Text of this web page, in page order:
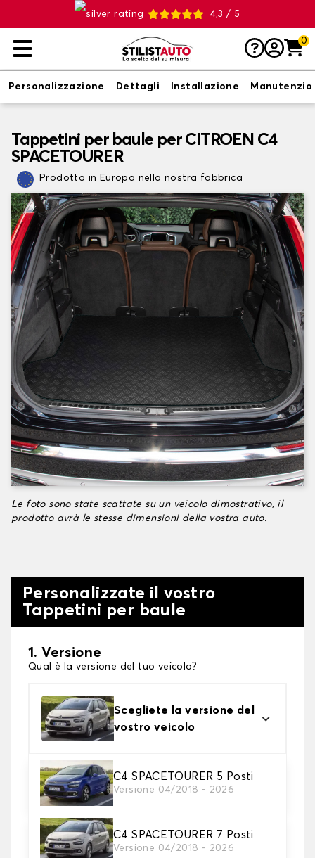
4,3 / 5
0
Personalizzazione Dettagli Installazione
Tappetini per baule per CITROEN C4
SPACETOURER
Prodotto in Europa nella nostra fabbrica
Le foto sono state scattate su un veicolo dimostrativo, il
prodotto avrà le stesse dimensioni della vostra auto.
Personalizzate il vostro
Tappetini per baule
1. Versione
Qual è la versione del tuo veicolo?
Scegliete la versione del
vostro veicolo
C4 SPACETOURER 5 Posti
Versione 04/2018 - 2026
C4 SPACETOURER 7 Posti
Versione 04/2018 - 2026
2. Materiale
scegli il materiale del tappetini per baule
3. Colori dei tappetini